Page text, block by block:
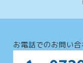
お電話でのお問い